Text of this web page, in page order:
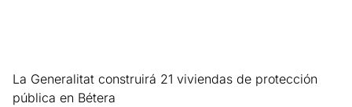
La Generalitat construirá 21 viviendas de protección
pública en Bétera